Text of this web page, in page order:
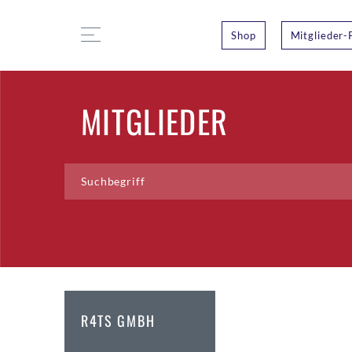
Shop Mitglieder-
MITGLIEDER
R4TS GMBH